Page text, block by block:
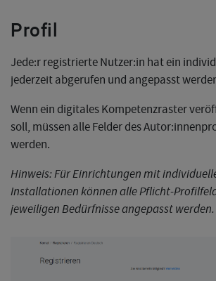
Profil
Jede:r registrierte Nutzer:in hat ein
jederzeit abgerufen und angepasst
Wenn ein digitales Kompetenzraster
soll, müssen alle Felder des
werden.
Hinweis: Für Einrichtungen mit
Installationen können alle Pflicht-
jeweiligen Bedürfnisse angepasst werden.